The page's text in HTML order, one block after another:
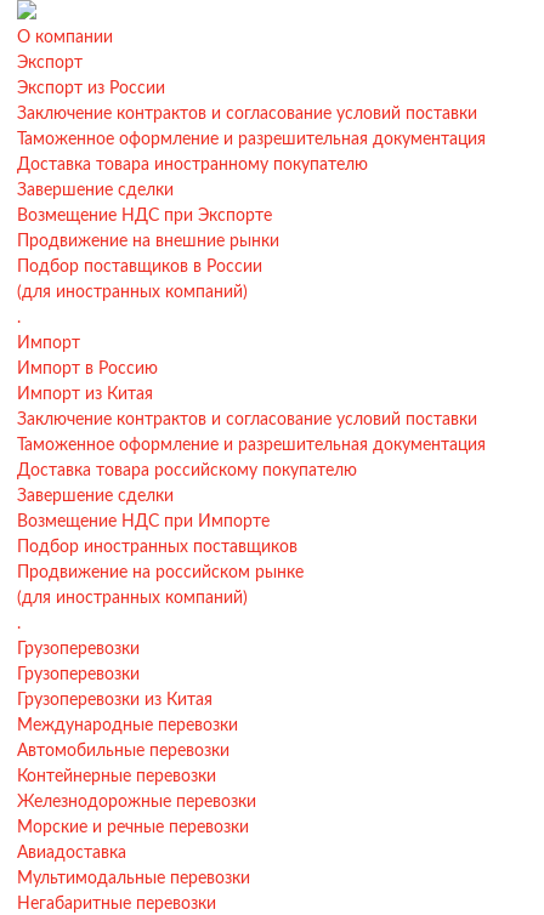
О компании
Экспорт
Экспорт из России
Заключение контрактов и согласование условий поставки
Таможенное оформление и разрешительная документация
Доставка товара иностранному покупателю
Завершение сделки
Возмещение НДС при Экспорте
Продвижение на внешние рынки
Подбор поставщиков в России
(для иностранных компаний)
.
Импорт
Импорт в Россию
Импорт из Китая
Заключение контрактов и согласование условий поставки
Таможенное оформление и разрешительная документация
Доставка товара российскому покупателю
Завершение сделки
Возмещение НДС при Импорте
Подбор иностранных поставщиков
Продвижение на российском рынке
(для иностранных компаний)
.
Грузоперевозки
Грузоперевозки
Грузоперевозки из Китая
Международные перевозки
Автомобильные перевозки
Контейнерные перевозки
Железнодорожные перевозки
Морские и речные перевозки
Авиадоставка
Мультимодальные перевозки
Негабаритные перевозки